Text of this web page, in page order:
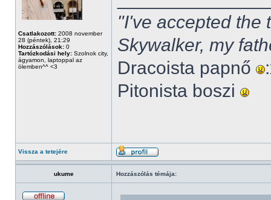
Csatlakozott: 2008 november
28 (péntek), 21:29
Hozzászólások: 0
Tartózkodási hely: Szolnok city,
ágyamon, laptoppal az
ölemben^^ <3
"I've accepted the
Skywalker, my
Dracoista papnő
Pitonista boszi
Vissza a tetejére
ukume Hozzászólás témája: